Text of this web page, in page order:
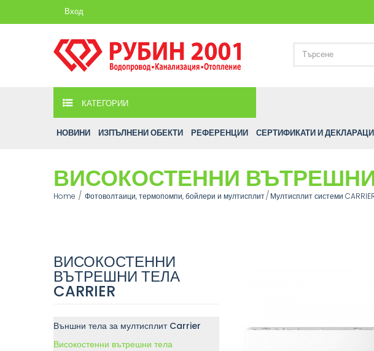
Вход
КАТЕГОРИИ
НОВИНИ ИЗПЪЛНЕНИ ОБЕКТИ РЕФЕРЕНЦИИ СЕРТИФИКАТИ И
ВИСОКОСТЕННИ ВЪТРЕШНИ
Home Фотоволтаици, термопомпи, бойлери и мултисплит Мултисплит системи
ВИСОКОСТЕННИ
ВЪТРЕШНИ ТЕЛА
CARRIER
Външни тела за мултисплит Carrier
Високостенни вътрешни тела